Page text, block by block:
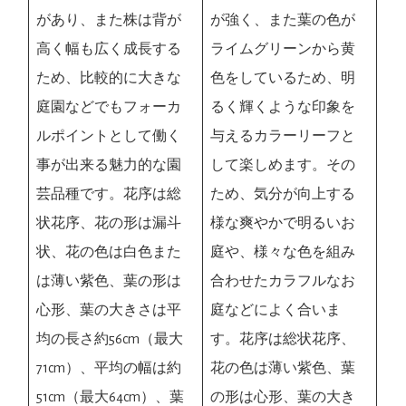
があり、また株は背が
高く幅も広く成長する
ため、比較的に大きな
庭園などでもフォーカ
ルポイントとして働く
事が出来る魅力的な園
芸品種です。花序は総
状花序、花の形は漏斗
状、花の色は白色また
は薄い紫色、葉の形は
心形、葉の大きさは平
均の長さ約56cm（最大
71cm）、平均の幅は約
51cm（最大64cm）、葉
が強く、また葉の色が
ライムグリーンから黄
色をしているため、明
るく輝くような印象を
与えるカラーリーフと
して楽しめます。その
ため、気分が向上する
様な爽やかで明るいお
庭や、様々な色を組み
合わせたカラフルなお
庭などによく合いま
す。花序は総状花序、
花の色は薄い紫色、葉
の形は心形、葉の大き